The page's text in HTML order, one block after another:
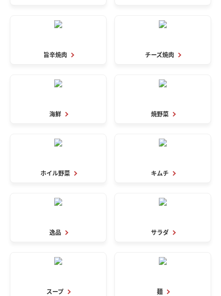
旨辛焼肉 チーズ焼肉
海鮮 焼野菜
ホイル野菜 キムチ
逸品 サラダ
スープ 麺